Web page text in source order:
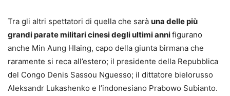
Tra gli altri spettatori di quella che sarà una delle più
grandi parate militari cinesi degli ultimi annifigurano
anche Min Aung Hlaing, capo della giunta birmana che
raramente si reca all’estero; il presidente della Repubblica
del Congo Denis Sassou Nguesso; il dittatore bielorusso
Aleksandr Lukashenko e l’indonesiano Prabowo Subianto.